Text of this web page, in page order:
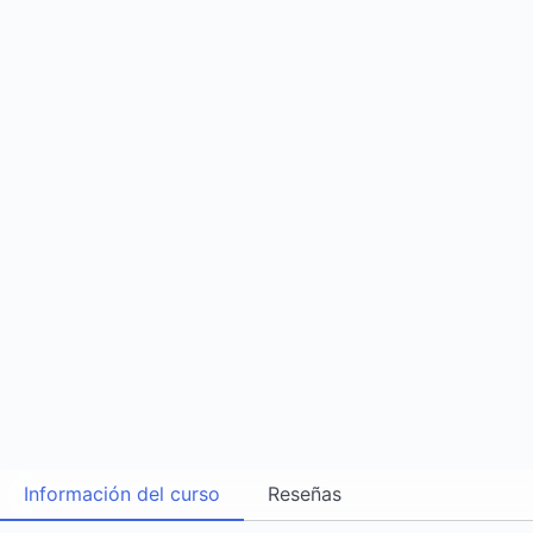
Información del curso Reseñas